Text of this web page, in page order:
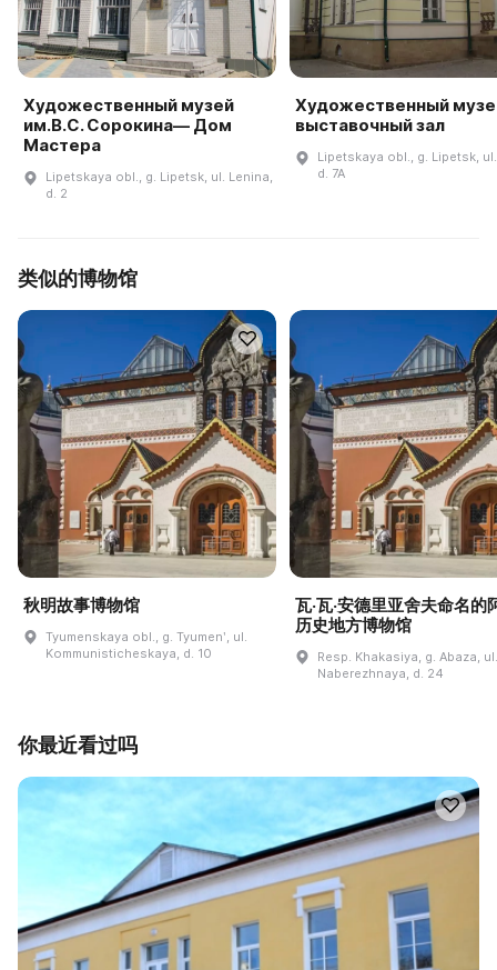
Художественный музей
им.В.С. Сорокина— Дом
Мастера
Lipetskaya obl., g. Lipetsk, ul. Lenina,
d. 2
Художественный
выставочный зал
Lipetskaya obl., g. Lipetsk,
d. 7A
类似的博物馆
秋明故事博物馆
Tyumenskaya obl., g. Tyumenʹ, ul.
Kommunisticheskaya, d. 10
瓦·瓦·安德里亚舍夫命名的
历史地方博物馆
Resp. Khakasiya, g. Abaza, ul.
Naberezhnaya, d. 24
你最近看过吗